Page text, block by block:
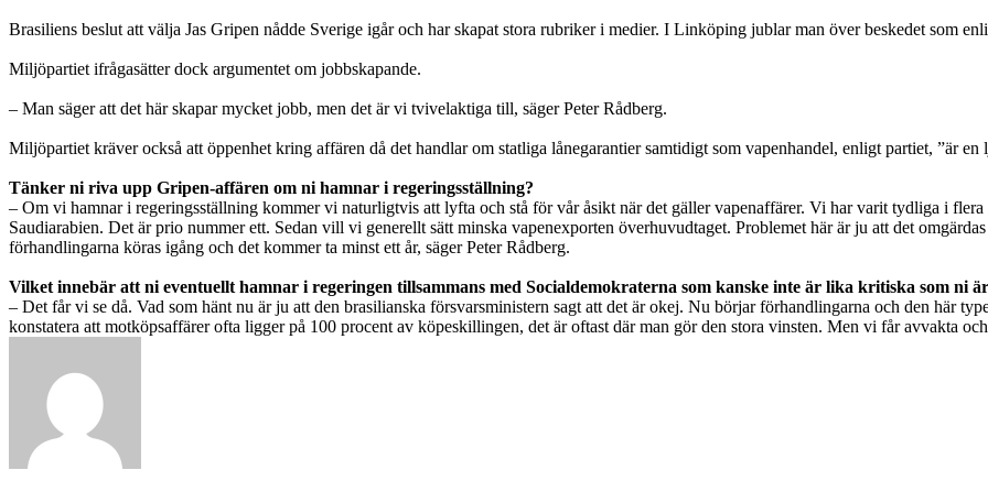
Brasiliens beslut att välja Jas Gripen nådde Sverige igår och har skapat stora rubriker i medier. I Linköping jublar man över beskedet som
Miljöpartiet ifrågasätter dock argumentet om jobbskapande.
– Man säger att det här skapar mycket jobb, men det är vi tvivelaktiga till, säger Peter Rådberg.
Miljöpartiet kräver också att öppenhet kring affären då det handlar om statliga lånegarantier samtidigt som vapenhandel, enligt partiet, ”är
Tänker ni riva upp Gripen-affären om ni hamnar i regeringsställning?
– Om vi hamnar i regeringsställning kommer vi naturligtvis att lyfta och stå för vår åsikt när det gäller vapenaffärer. Vi har varit tydliga i
Saudiarabien. Det är prio nummer ett. Sedan vill vi generellt sätt minska vapenexporten överhuvudtaget. Problemet här är ju att det
förhandlingarna köras igång och det kommer ta minst ett år, säger Peter Rådberg.
Vilket innebär att ni eventuellt hamnar i regeringen tillsammans med Socialdemokraterna som kanske inte är lika kritiska som ni
– Det får vi se då. Vad som hänt nu är ju att den brasilianska försvarsministern sagt att det är okej. Nu börjar förhandlingarna och den här
konstatera att motköpsaffärer ofta ligger på 100 procent av köpeskillingen, det är oftast där man gör den stora vinsten. Men vi får avvakta